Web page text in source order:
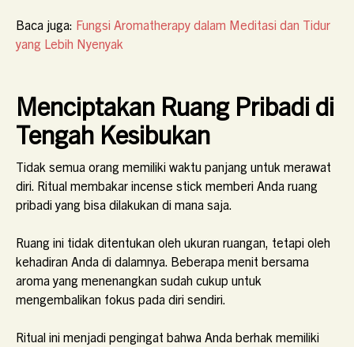
Baca juga: Fungsi Aromatherapy dalam Meditasi dan Tidur
yang Lebih Nyenyak
Menciptakan Ruang Pribadi di
Tengah Kesibukan
Tidak semua orang memiliki waktu panjang untuk merawat
diri. Ritual membakar incense stick memberi Anda ruang
pribadi yang bisa dilakukan di mana saja.
Ruang ini tidak ditentukan oleh ukuran ruangan, tetapi oleh
kehadiran Anda di dalamnya. Beberapa menit bersama
aroma yang menenangkan sudah cukup untuk
mengembalikan fokus pada diri sendiri.
Ritual ini menjadi pengingat bahwa Anda berhak memiliki